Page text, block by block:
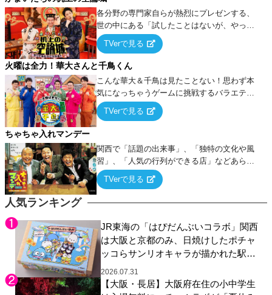
人気ランキング
JR東海の「はぴだんぶいコラボ」関西
は大阪と京都のみ、日焼けしたポチャ
ッコらサンリオキャラが描かれた駅弁
やグッズが登場
2026.07.31
【大阪・長居】大阪府在住の小中学生
各分野の専門家自らが熱烈にプレゼンする、
世の中にある「試したことはないが、やって
みたらこうなる！…ハズ」という“机上の空
論”に若手芸人らがカラダを張って挑む！
TVerで見る
火曜は全力！華大さんと千鳥くん
こんな華大＆千鳥は見たことない！思わず本
気になっちゃうゲームに挑戦するバラエティ
ー！
TVerで見る
ちゃちゃ入れマンデー
関西で「話題の出来事」、「独特の文化や風
習」、「人気の行列ができる店」などあらゆ
るテーマについて好き放題にちゃちゃを入れ
ていく関西色を前面に押し出したトークバラ
TVerで見る